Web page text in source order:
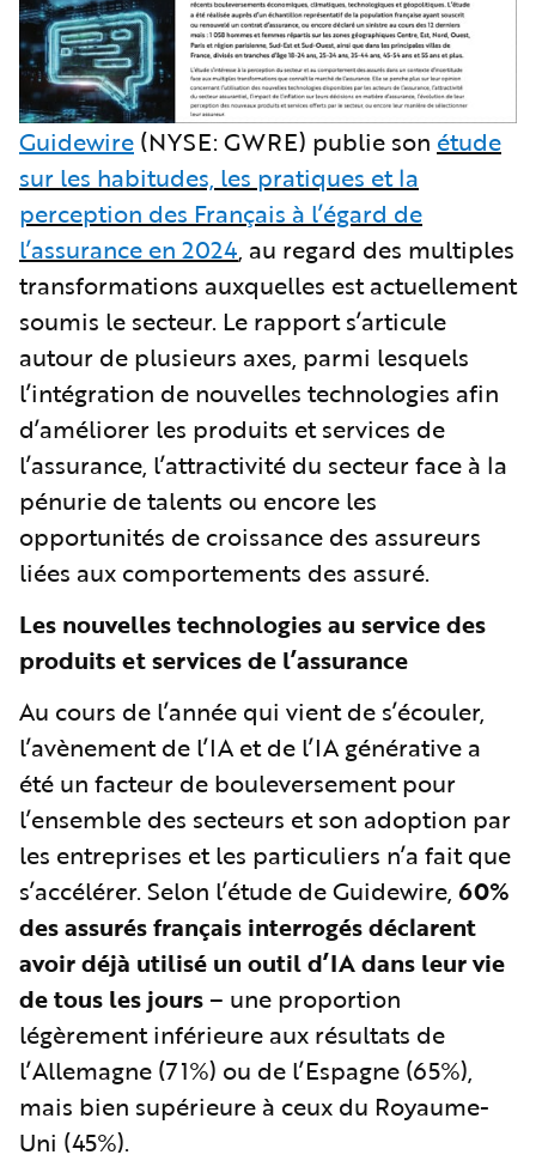
Guidewire (NYSE: GWRE) publie son étude
sur les habitudes, les pratiques et la
perception des Français à l’égard de
l’assurance en 2024, au regard des multiples
transformations auxquelles est actuellement
soumis le secteur. Le rapport s’articule
autour de plusieurs axes, parmi lesquels
l’intégration de nouvelles technologies afin
d’améliorer les produits et services de
l’assurance, l’attractivité du secteur face à la
pénurie de talents ou encore les
opportunités de croissance des assureurs
liées aux comportements des assuré.
Les nouvelles technologies au service des
produits et services de l’assurance
Au cours de l’année qui vient de s’écouler,
l’avènement de l’IA et de l’IA générative a
été un facteur de bouleversement pour
l’ensemble des secteurs et son adoption par
les entreprises et les particuliers n’a fait que
s’accélérer. Selon l’étude de Guidewire, 60%
des assurés français interrogés déclarent
avoir déjà utilisé un outil d’IA dans leur vie
de tous les jours – une proportion
légèrement inférieure aux résultats de
l’Allemagne (71%) ou de l’Espagne (65%),
mais bien supérieure à ceux du Royaume-
Uni (45%).